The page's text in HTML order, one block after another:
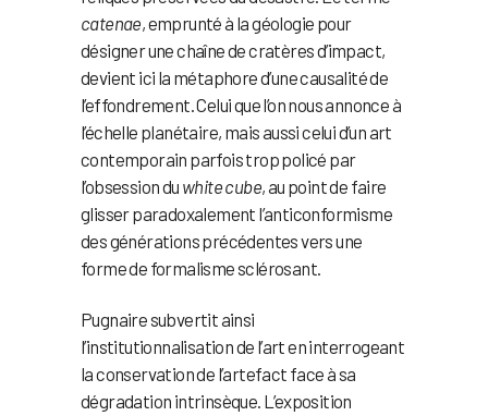
catenae, emprunté à la géologie pour
désigner une chaîne de cratères d’impact,
devient ici la métaphore d’une causalité de
l’effondrement. Celui que l’on nous annonce à
l’échelle planétaire, mais aussi celui d’un art
contemporain parfois trop policé par
l’obsession du white cube, au point de faire
glisser paradoxalement l’anticonformisme
des générations précédentes vers une
forme de formalisme sclérosant.
Pugnaire subvertit ainsi
l’institutionnalisation de l’art en interrogeant
la conservation de l’artefact face à sa
dégradation intrinsèque. L’exposition